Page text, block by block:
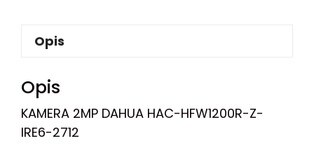
Opis
Opis
KAMERA 2MP DAHUA HAC-HFW1200R-Z-
IRE6-2712